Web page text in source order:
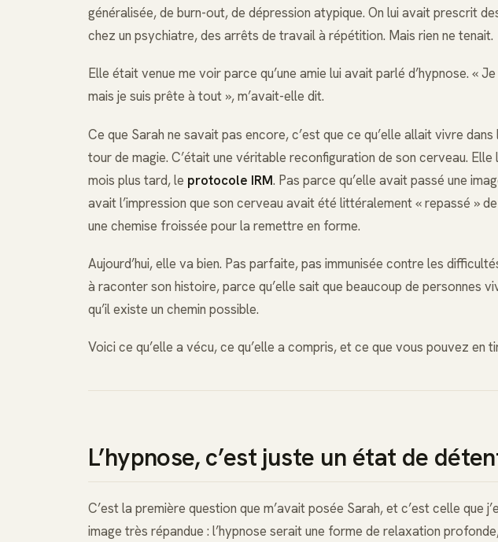
généralisée, de burn-out, de dépression atypique. On lui avait prescrit
chez un psychiatre, des arrêts de travail à répétition. Mais rien ne tenait.
Elle était venue me voir parce qu’une amie lui avait parlé d’hypnose. «
mais je suis prête à tout », m’avait-elle dit.
Ce que Sarah ne savait pas encore, c’est que ce qu’elle allait vivre dans
tour de magie. C’était une véritable reconfiguration de son cerveau. Elle
mois plus tard, le protocole IRM. Pas parce qu’elle avait passé une
avait l’impression que son cerveau avait été littéralement « repassé »
une chemise froissée pour la remettre en forme.
Aujourd’hui, elle va bien. Pas parfaite, pas immunisée contre les
à raconter son histoire, parce qu’elle sait que beaucoup de personnes
qu’il existe un chemin possible.
Voici ce qu’elle a vécu, ce qu’elle a compris, et ce que vous pouvez en
L’hypnose, c’est juste un état de
C’est la première question que m’avait posée Sarah, et c’est celle que
image très répandue : l’hypnose serait une forme de relaxation